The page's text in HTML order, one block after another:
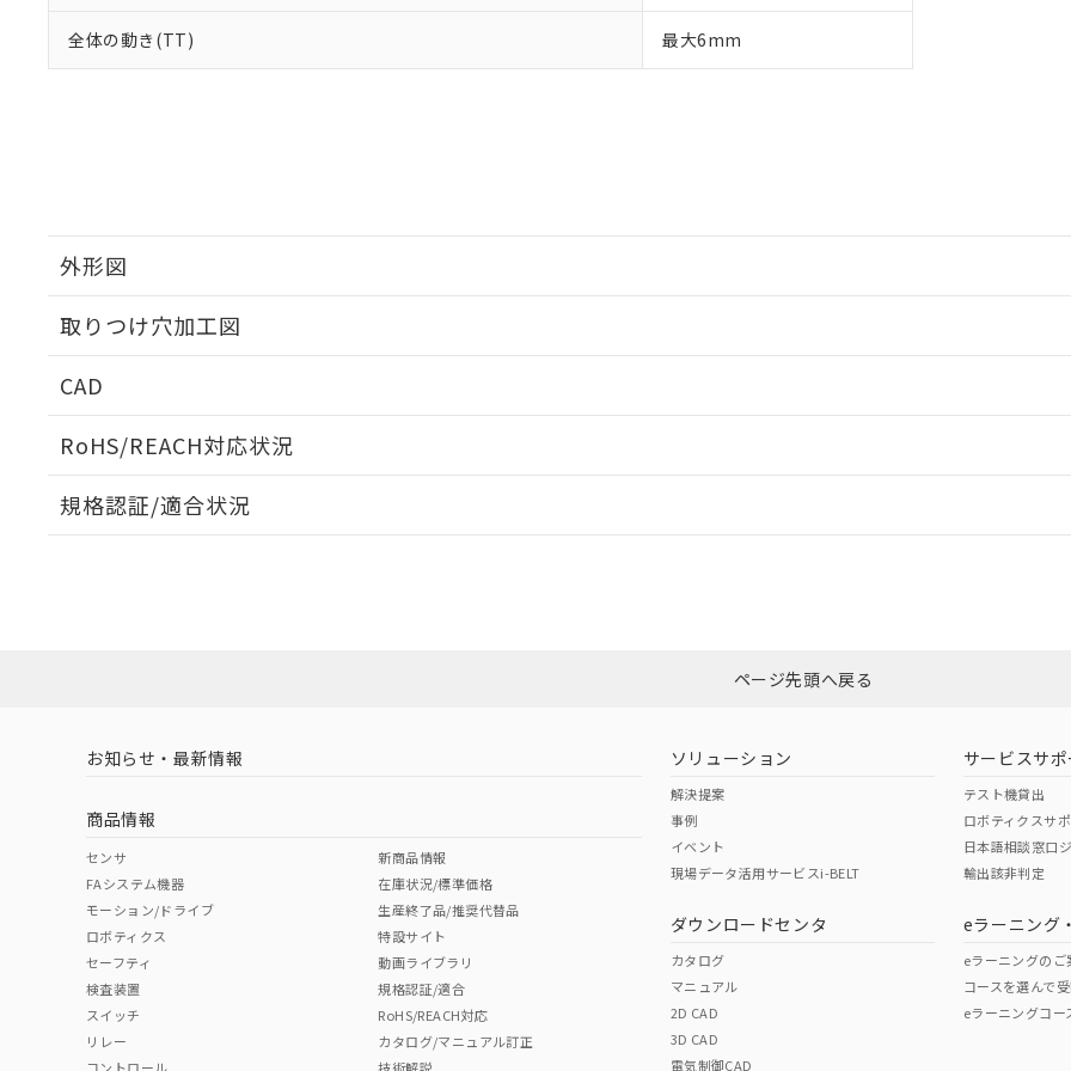
全体の動き(TT) 最大6mm
外形図
取りつけ穴加工図
CAD
RoHS/REACH対応状況
EU RoHS 注意事項・凡例
ダウンロードはこちら
中国 RoHS 注意事項・凡例
中国 RoHS表
Pb Hg Cr(VI)
規格認証/適合状況
ページ先頭へ戻る
お知らせ・最新情報
商品情報
センサ
FAシステム機器
モーション/ドライブ
ロボティクス
セーフティ
検査装置
スイッチ
リレー
新商品情報
在庫状況/標準価格
生産終了品/推奨代替品
特設サイト
動画ライブラリ
規格認証/適合
RoHS/REACH対応
カタログ/マニュアル訂正
ソリューション
解決提案
事例
イベント
現場データ活用サービスi-BELT
ダウンロードセンタ
カタログ
マニュアル
2D CAD
3D CAD
電気制御CAD
サービスサポ
テスト機貸出
ロボティクスサ
日本語相談窓口
輸出該非判定
eラーニング
eラーニングのご
コースを選んで
eラーニングコー